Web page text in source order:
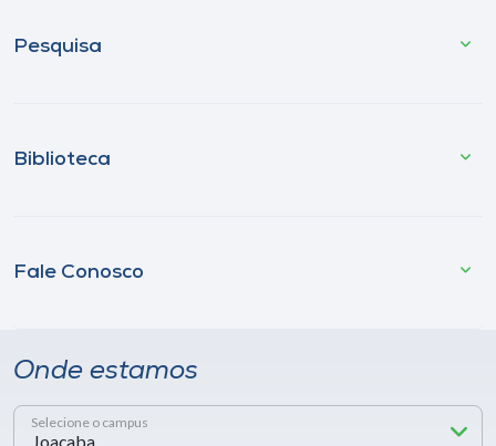
Pesquisa
Biblioteca
Fale Conosco
Onde estamos
Selecione o campus